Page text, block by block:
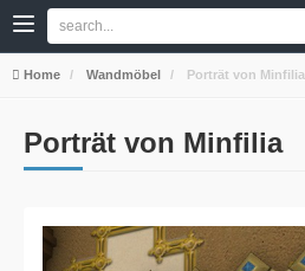
Home Wandmöbel Porträt von Minfilia
Porträt von Minfilia